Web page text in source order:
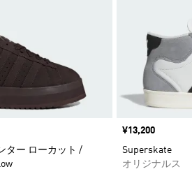
ター ローカット /
価格
¥13,200
Superskate
オリジナルス